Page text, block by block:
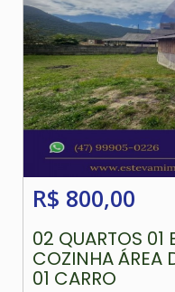
R$ 800,00
02 QUARTOS 01
COZINHA ÁREA
01 CARRO